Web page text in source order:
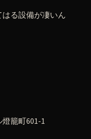
る設備が凄いん
籠町601-1